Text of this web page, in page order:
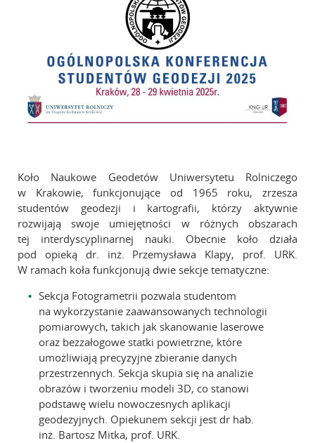
Koło Naukowe Geodetów Uniwersytetu Rolniczego
w Krakowie, funkcjonujące od 1965 roku, zrzesza
studentów geodezji i kartografii, którzy aktywnie
rozwijają swoje umiejętności w różnych obszarach
tej interdyscyplinarnej nauki. Obecnie koło działa
pod opieką dr. inż. Przemysława Klapy, prof. URK.
W ramach koła funkcjonują dwie sekcje tematyczne:
Sekcja Fotogrametrii pozwala studentom
na wykorzystanie zaawansowanych technologii
pomiarowych, takich jak skanowanie laserowe
oraz bezzałogowe statki powietrzne, które
umożliwiają precyzyjne zbieranie danych
przestrzennych. Sekcja skupia się na analizie
obrazów i tworzeniu modeli 3D, co stanowi
podstawę wielu nowoczesnych aplikacji
geodezyjnych. Opiekunem sekcji jest dr hab.
inż. Bartosz Mitka, prof. URK.